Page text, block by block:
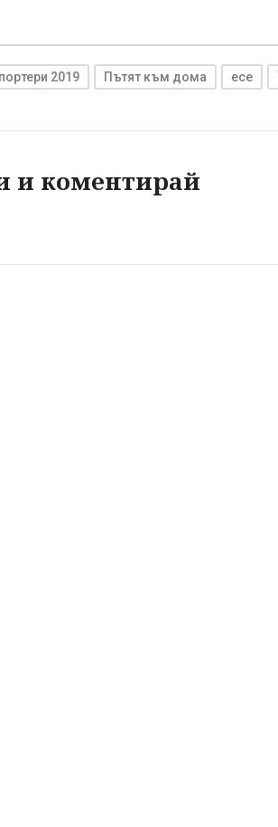
2019 Пътят към дома есе
и коментирай